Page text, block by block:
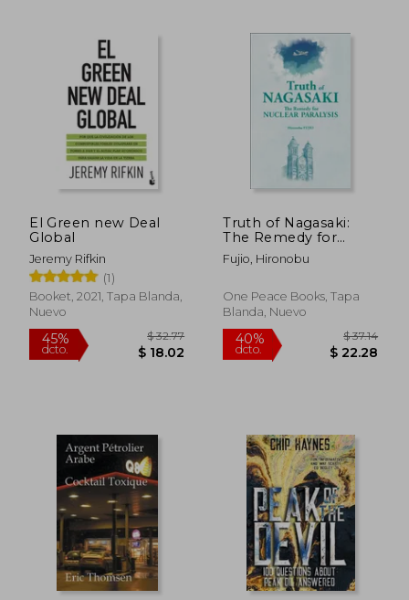
45%
dcto.
40%
dcto. $ 195.52
45%
dcto.
El Green new Deal
Global
Jeremy Rifkin
(1)
Booket, 2021, Tapa Blanda,
Nuevo
Truth of Nagasaki:
The Remedy for
Nuclear Paralysis (en
Inglés)
Fujio, Hironobu
One Peace Books, Tapa
Blanda, Nuevo